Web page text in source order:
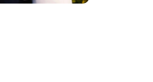
Ирана,